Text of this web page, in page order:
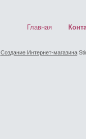
Главная
Создание Интернет-магазина